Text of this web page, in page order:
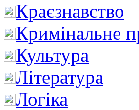
Краєзнавство
Кримінальне
Культура
Література
Логіка